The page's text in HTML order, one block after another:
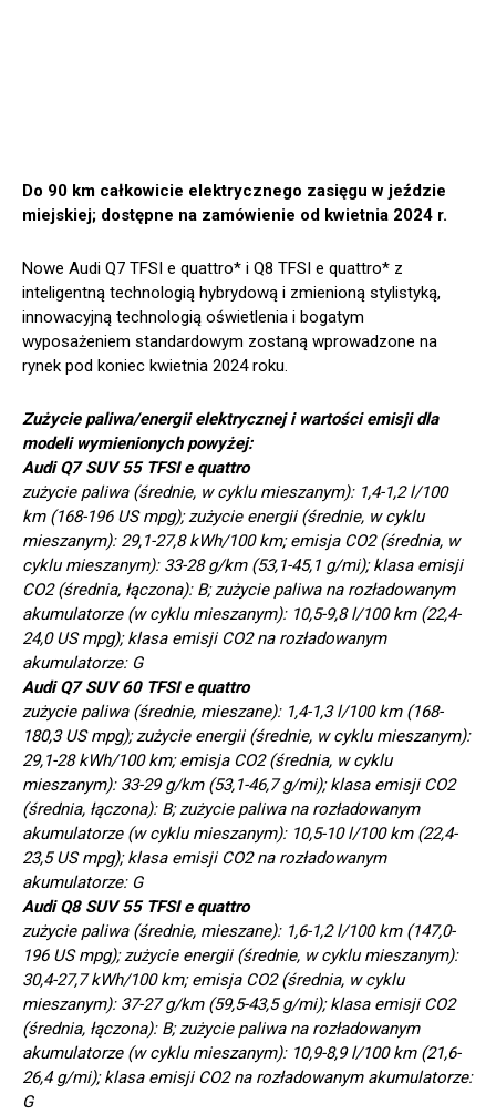
Do 90 km całkowicie elektrycznego zasięgu w jeździe
miejskiej; dostępne na zamówienie od kwietnia 2024 r.
Nowe Audi Q7 TFSI e quattro* i Q8 TFSI e quattro* z
inteligentną technologią hybrydową i zmienioną stylistyką,
innowacyjną technologią oświetlenia i bogatym
wyposażeniem standardowym zostaną wprowadzone na
rynek pod koniec kwietnia 2024 roku.
Zużycie paliwa/energii elektrycznej i wartości emisji dla
modeli wymienionych powyżej:
Audi Q7 SUV 55 TFSI e quattro
zużycie paliwa (średnie, w cyklu mieszanym): 1,4-1,2 l/100
km (168-196 US mpg); zużycie energii (średnie, w cyklu
mieszanym): 29,1-27,8 kWh/100 km; emisja CO2 (średnia, w
cyklu mieszanym): 33-28 g/km (53,1-45,1 g/mi); klasa emisji
CO2 (średnia, łączona): B; zużycie paliwa na rozładowanym
akumulatorze (w cyklu mieszanym): 10,5-9,8 l/100 km (22,4-
24,0 US mpg); klasa emisji CO2 na rozładowanym
akumulatorze: G
Audi Q7 SUV 60 TFSI e quattro
zużycie paliwa (średnie, mieszane): 1,4-1,3 l/100 km (168-
180,3 US mpg); zużycie energii (średnie, w cyklu mieszanym):
29,1-28 kWh/100 km; emisja CO2 (średnia, w cyklu
mieszanym): 33-29 g/km (53,1-46,7 g/mi); klasa emisji CO2
(średnia, łączona): B; zużycie paliwa na rozładowanym
akumulatorze (w cyklu mieszanym): 10,5-10 l/100 km (22,4-
23,5 US mpg); klasa emisji CO2 na rozładowanym
akumulatorze: G
Audi Q8 SUV 55 TFSI e quattro
zużycie paliwa (średnie, mieszane): 1,6-1,2 l/100 km (147,0-
196 US mpg); zużycie energii (średnie, w cyklu mieszanym):
30,4-27,7 kWh/100 km; emisja CO2 (średnia, w cyklu
mieszanym): 37-27 g/km (59,5-43,5 g/mi); klasa emisji CO2
(średnia, łączona): B; zużycie paliwa na rozładowanym
akumulatorze (w cyklu mieszanym): 10,9-8,9 l/100 km (21,6-
26,4 g/mi); klasa emisji CO2 na rozładowanym akumulatorze:
G